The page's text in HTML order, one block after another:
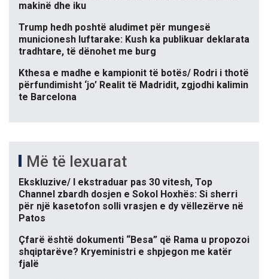
makinë dhe iku
Trump hedh poshtë aludimet për mungesë
municionesh luftarake: Kush ka publikuar deklarata
tradhtare, të dënohet me burg
Kthesa e madhe e kampionit të botës/ Rodri i thotë
përfundimisht ‘jo’ Realit të Madridit, zgjodhi kalimin
te Barcelona
Më të lexuarat
Ekskluzive/ I ekstraduar pas 30 vitesh, Top
Channel zbardh dosjen e Sokol Hoxhës: Si sherri
për një kasetofon solli vrasjen e dy vëllezërve në
Patos
Çfarë është dokumenti “Besa” që Rama u propozoi
shqiptarëve? Kryeministri e shpjegon me katër
fjalë